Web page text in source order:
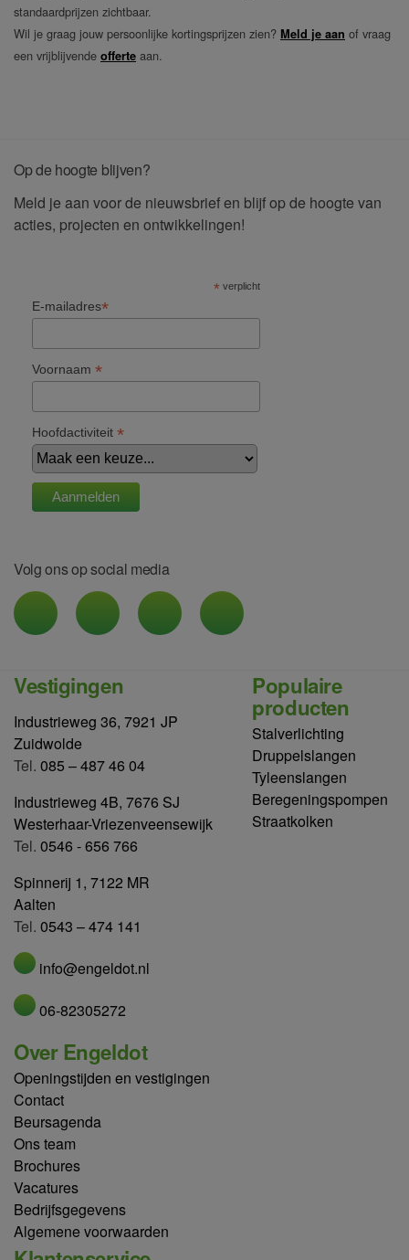
standaardprijzen zichtbaar.
Wil je graag jouw persoonlijke kortingsprijzen zien? Meld je aan of vraag
een vrijblijvende offerte aan.
Op de hoogte blijven?
Meld je aan voor de nieuwsbrief en blijf op de hoogte van
acties, projecten en ontwikkelingen!
* verplicht
E-mailadres*
Voornaam *
Hoofdactiviteit *
Volg ons op social media
Vestigingen
Industrieweg 36, 7921 JP
Zuidwolde
Tel. 085 – 487 46 04
Industrieweg 4B, 7676 SJ
Westerhaar-Vriezenveensewijk
Tel. 0546 - 656 766
Spinnerij 1, 7122 MR
Aalten
Tel. 0543 – 474 141
info@engeldot.nl
06-82305272
Populaire
producten
Stalverlichting
Druppelslangen
Tyleenslangen
Beregeningspompen
Straatkolken
Over Engeldot
Openingstijden en vestigingen
Contact
Beursagenda
Ons team
Brochures
Vacatures
Bedrijfsgegevens
Algemene voorwaarden